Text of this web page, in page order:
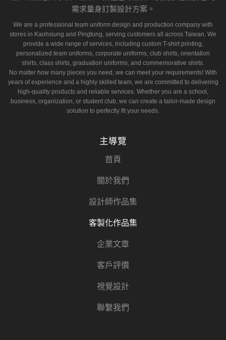
需求量身訂製設計方案。
We are a professional team uniform design and production company with
stores in Kaohsiung and Pingtung, serving customers all across Taiwan. We
provide a wide range of services, including custom T-shirt printing,
personalized team uniforms, corporate uniforms, club shirts, orientation
shirts, class shirts, graduation uniforms, and commemorative shirts.
No matter how many pieces you need, we can meet your requirements! With
years of experience and a highly skilled team, we are committed to delivering
high-quality products and reliable services. Whether you are a school,
business, organization, or student club, we can create a tailor-made design
solution to perfectly fit your needs.
主導覽
首頁
關於我們
設計師作品集
客製化作品集
企業文章
客戶評價
視覺設計
聯繫我們